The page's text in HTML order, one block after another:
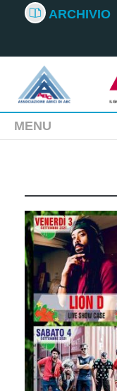
ARCHIVIO
MENU